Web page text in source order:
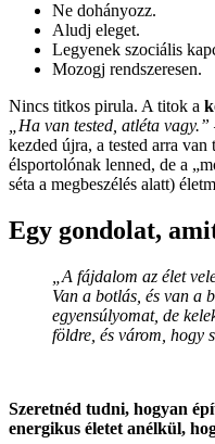
Ne dohányozz.
Aludj eleget.
Legyenek szociális
Mozogj rendszeresen.
Nincs titkos pirula. A titok a
„Ha van tested, atléta vagy.”
kezded újra, a tested arra
élsportolónak lenned, de a
séta a megbeszélés alatt)
Egy gondolat,
„A fájdalom az élet
Van a botlás, és van a
egyensúlyomat, de
földre, és várom, hogy
Szeretnéd tudni, hogyan
energikus életet anélkül,